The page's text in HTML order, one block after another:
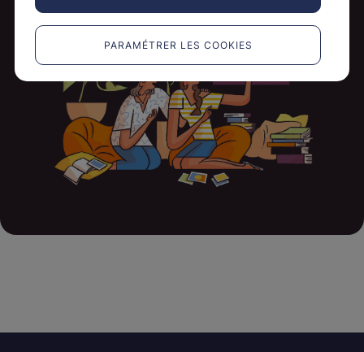
PARAMÉTRER LES COOKIES